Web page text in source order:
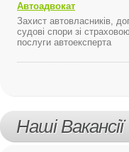
Автоадвокат
Захист автовласників,
судові спори зі
послуги автоексперта
Наші Вакансії